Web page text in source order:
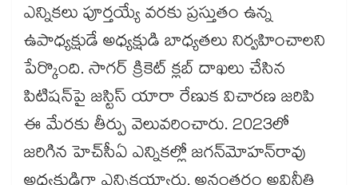
ఎన్నికలు పూర్తయ్యే వరకు ప్రస్తుతం ఉన్న
ఉపాధ్యక్షుడే అధ్యక్షుడి బాధ్యతలు నిర్వహించాలని
పేర్కొంది. సాగర్‌‌ క్రికెట్‌‌ క్లబ్‌‌ దాఖలు చేసిన
పిటిషన్‌‌పై జస్టిస్‌‌ యారా రేణుక విచారణ జరిపి
ఈ మేరకు తీర్పు వెలువరించారు. 2023లో
జరిగిన హెచ్‌‌సీఏ ఎన్నికల్లో జగన్‌‌మోహన్‌‌రావు